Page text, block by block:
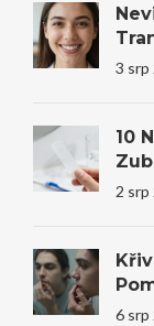
3 srp
10
2 srp
6 srp